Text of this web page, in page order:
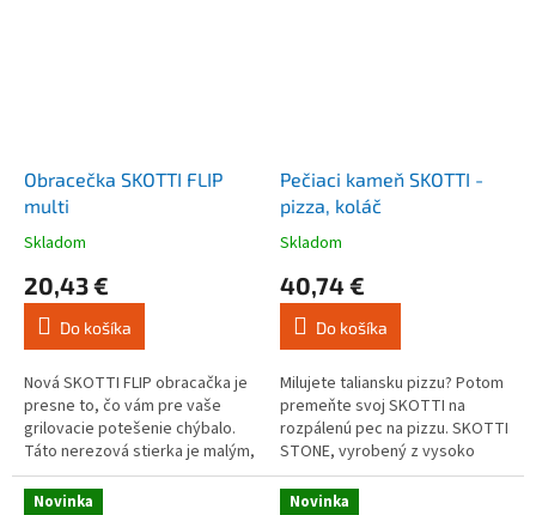
Obracečka SKOTTI FLIP
multi
Priemerné
produktu
4,0
5
hviezdičiek.
Skladom
20,43 €
Do košíka
Nová SKOTTI FLIP obracačka je
presne to, čo vám pre vaše
grilovacie potešenie chýbalo.
Táto nerezová stierka je malým,
ale skvelým doplnkom
grilovacích klieští.
Pečiaci kameň SKOTTI -
pizza, koláč
Priemerné
produktu
5,0
5
hviezdičiek.
Skladom
40,74 €
Do košíka
Milujete taliansku pizzu? Potom
premeňte svoj SKOTTI na
rozpálenú pec na pizzu. SKOTTI
STONE, vyrobený z vysoko
kvalitného materiálu (jemne
pórovitý kordierit), je nielen...
Novinka
Novinka